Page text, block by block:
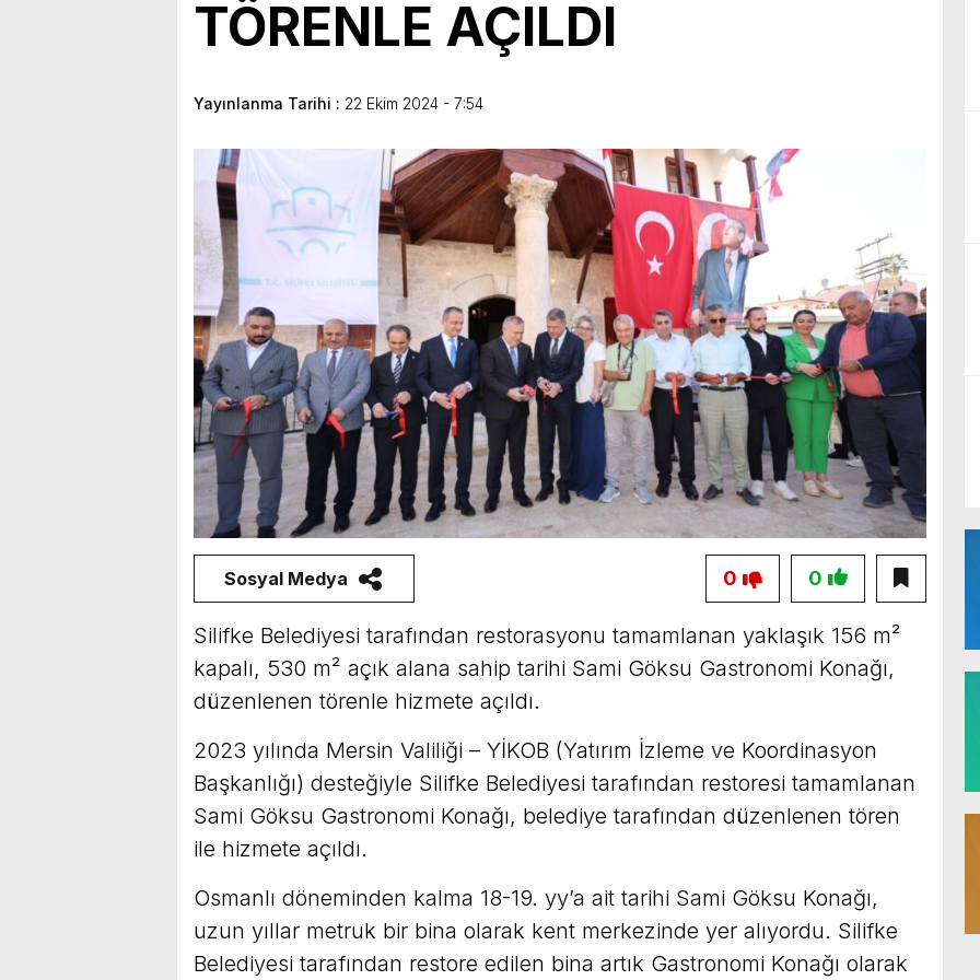
bulunduk. Ortak akıl ve iş birliğiyle hayata geçireceğimiz çalışmalar üzerine verimli bir
TÖRENLE AÇILDI
Yayınlanma Tarihi : 22 Ekim 2024 - 7:54
Sosyal Medya 0
0
Silifke Belediyesi tarafından restorasyonu tamamlanan yaklaşık 156 m²
kapalı, 530 m² açık alana sahip tarihi Sami Göksu Gastronomi Konağı,
düzenlenen törenle hizmete açıldı.
2023 yılında Mersin Valiliği – YİKOB (Yatırım İzleme ve Koordinasyon
Başkanlığı) desteğiyle Silifke Belediyesi tarafından restoresi tamamlanan
Sami Göksu Gastronomi Konağı, belediye tarafından düzenlenen tören
ile hizmete açıldı.
Osmanlı döneminden kalma 18-19. yy’a ait tarihi Sami Göksu Konağı,
uzun yıllar metruk bir bina olarak kent merkezinde yer alıyordu. Silifke
Belediyesi tarafından restore edilen bina artık Gastronomi Konağı olarak